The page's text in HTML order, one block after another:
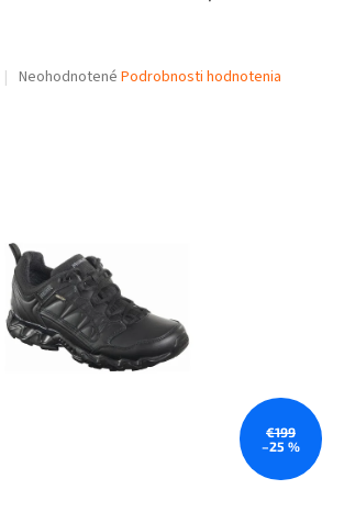
Priemerné
Neohodnotené Podrobnosti hodnotenia
€199
–25 %